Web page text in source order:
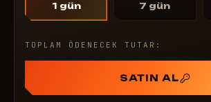
1 gün 7 gün
TOPLAM ÖDENECEK TUTAR:
SATIN AL